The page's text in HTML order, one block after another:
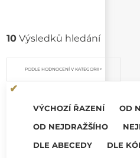
10 Výsledků hledání
PODLE HODNOCENÍ V KATEGORII
VÝCHOZÍ ŘAZENÍ
OD
OD NEJDRAŽŠÍHO
DLE ABECEDY
DLE